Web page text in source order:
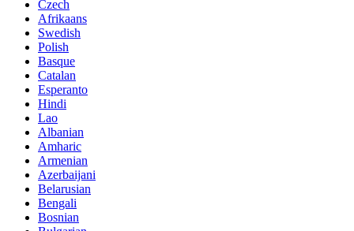
Czech
Afrikaans
Swedish
Polish
Basque
Catalan
Esperanto
Hindi
Lao
Albanian
Amharic
Armenian
Azerbaijani
Belarusian
Bengali
Bosnian